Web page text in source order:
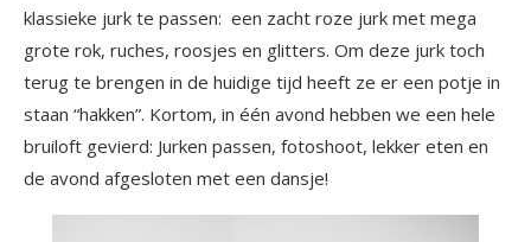
klassieke jurk te passen: een zacht roze jurk met mega
grote rok, ruches, roosjes en glitters. Om deze jurk toch
terug te brengen in de huidige tijd heeft ze er een potje in
staan “hakken”. Kortom, in één avond hebben we een hele
bruiloft gevierd: Jurken passen, fotoshoot, lekker eten en
de avond afgesloten met een dansje!